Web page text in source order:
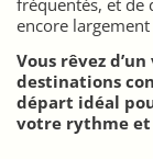
encore
Vous rêvez
destinations
départ idéal
votre rythme et